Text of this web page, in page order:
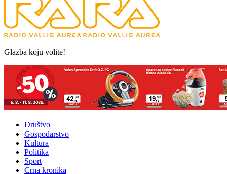
Glazba koju volite!
Društvo
Gospodarstvo
Kultura
Politika
Sport
Crna kronika